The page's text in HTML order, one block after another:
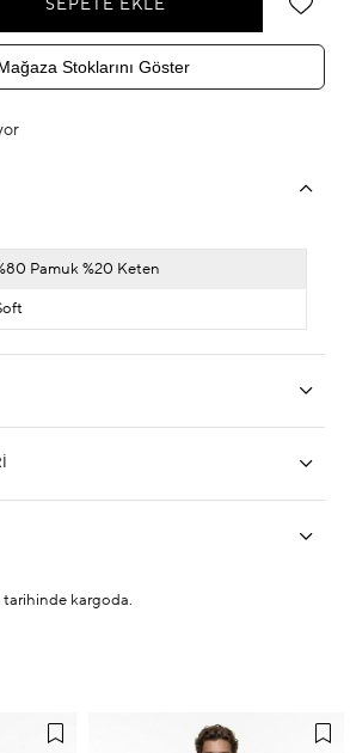
Stoklarını Göster
Pamuk %20 Keten
tarihinde kargoda.